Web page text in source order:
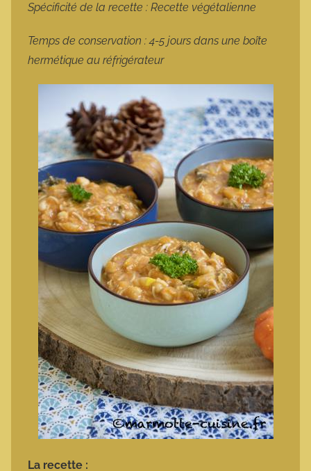
Spécificité de la recette : Recette végétalienne
Temps de conservation : 4-5 jours dans une boîte
hermétique au réfrigérateur
La recette :